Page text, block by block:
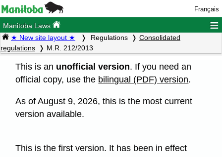
Français
Manitoba Laws ≡
★ New site layout ★ Regulations
Consolidated
regulations
M.R. 212/2013
This is an unofficial version. If you need an
official copy, use the bilingual (PDF) version.
As of August 9, 2026, this is the most current
version available.
This is the first version. It has been in effect